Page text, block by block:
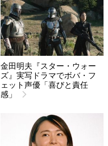
金田明夫『スター・ウォー
ズ』実写ドラマでボバ・フ
ェット声優「喜びと責任
感」